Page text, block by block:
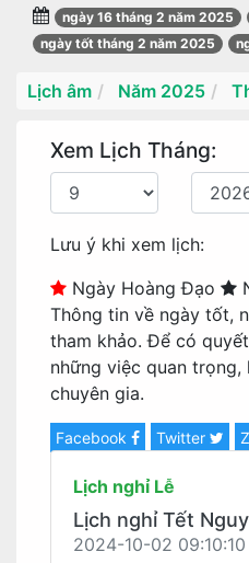
ngày 16 tháng 2 năm 2025
ngày tốt tháng 2 năm 2025
Lịch âm Năm 2025
Xem Lịch Tháng:
Lưu ý khi xem lịch:
Ngày Hoàng Đạo
Thông tin về ngày tốt,
tham khảo. Để có
những việc quan
chuyên gia.
Facebook Twitter
Lịch nghỉ Lễ
Lịch nghỉ Tết
2024-10-02 09:10:10